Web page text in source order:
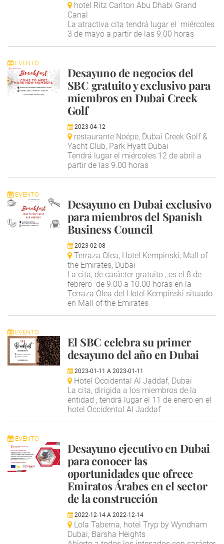
hotel Ritz Carlton Abu Dhabi Grand
Canal
La atractiva cita tendrá lugar el miércoles
3 de mayo a partir de las 9.00 horas
EVENTO
Desayuno de negocios del
SBC gratuito y exclusivo para
miembros en Dubai Creek
Golf
2023-04-12
restaurante Noépe, Dubai Creek Golf &
Yacht Club, Park Hyatt Dubai
Tendrá lugar el miércoles 12 de abril a
partir de las 9.00 horas
EVENTO
Desayuno en Dubai exclusivo
para miembros del Spanish
Business Council
2023-02-08
Terraza Olea, Hotel Kempinski, Mall of
the Emirates, Dubai
La cita, de carácter gratuito , es el 8 de
febrero de 9.00 a 10.00 horas en la
Terraza Olea del Hotel Kempinski situado
en Mall of the Emirates
EVENTO
El SBC celebra su primer
desayuno del año en Dubai
2023-01-11 A 2023-01-11
Hotel Occidental Al Jaddaf, Dubai
La cita, dirigida a los miembros de la
entidad , tendrá lugar el 11 de enero en el
hotel Occidental Al Jaddaf
EVENTO
Desayuno ejecutivo en Dubai
para conocer las
oportunidades que ofrece
Emiratos Árabes en el sector
de la construcción
2022-12-14A 2022-12-14
Lola Taberna, hotel Tryp by Wyndham
Dubai, Barsha Heights